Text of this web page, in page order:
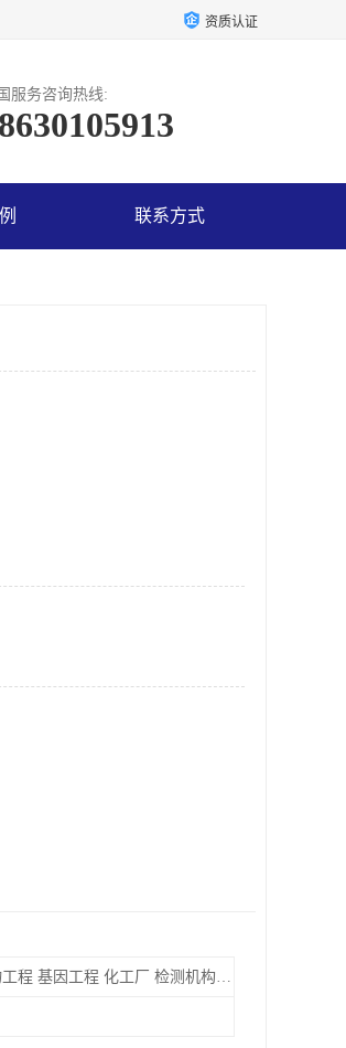
资质认证
服务咨询热线:
联系方式
生物制药 生物工程 基因工程 化工厂 检测机构 实验室